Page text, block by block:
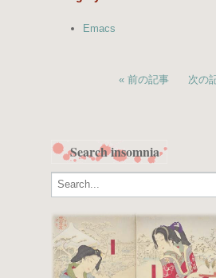
Emacs
前の記事 次の
Search insomnia